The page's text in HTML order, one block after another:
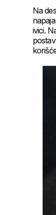
Na
ivici.